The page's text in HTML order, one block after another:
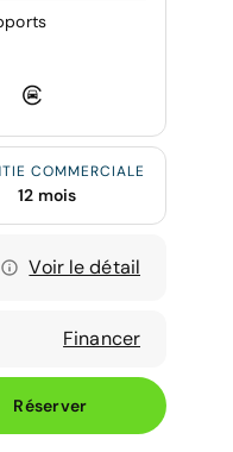
COMMERCIALE
12 mois
Voir le détail
Financer
Réserver